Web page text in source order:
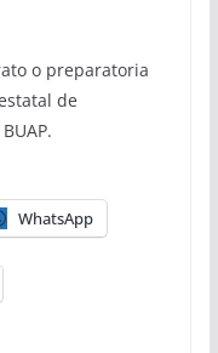
o preparatoria
de
WhatsApp